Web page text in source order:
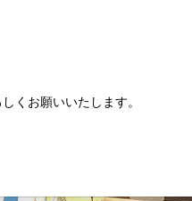
くお願いいたします。